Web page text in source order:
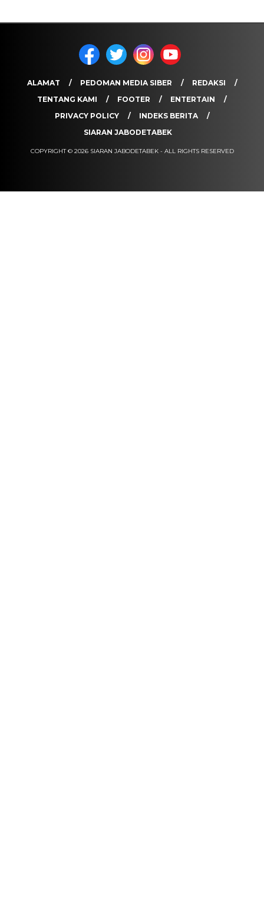
ALAMAT PEDOMAN MEDIA SIBER
REDAKSI
TENTANG KAMI
FOOTER
ENTERTAIN
PRIVACY POLICY
INDEKS BERITA
SIARAN JABODETABEK
COPYRIGHT © 2026 SIARAN JABODETABEK - ALL RIGHTS RESERVED